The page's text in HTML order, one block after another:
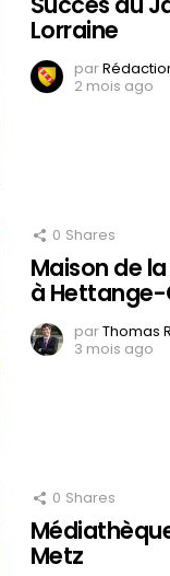
Lorraine
par
2 mois ago
0 Shares
Maison de
à
parThomas
3 mois ago
0 Shares
Metz